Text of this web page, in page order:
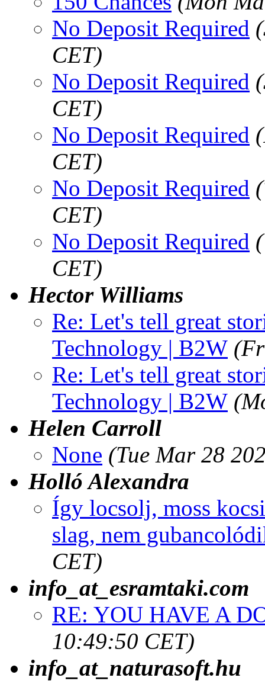
No Deposit Required
CET)
No Deposit Required
CET)
No Deposit Required
CET)
No Deposit Required
CET)
No Deposit Required
CET)
Hector Williams
Re: Let's tell great
Technology | B2W
Re: Let's tell great
Technology | B2W
Helen Carroll
None (Tue Mar 28
Holló Alexandra
Így locsolj, moss
slag, nem
CET)
info_at_esramtaki.com
RE: YOU HAVE A
10:49:50 CET)
info_at_naturasoft.hu